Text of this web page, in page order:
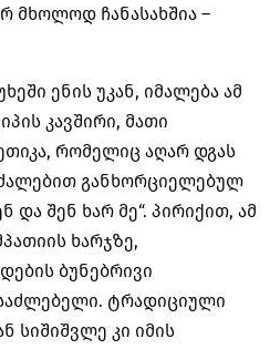
მხოლოდ ჩანასახშია –
ენის უკან, იმალება ამ
კავშირი, მათი
რომელიც აღარ დგას
განხორციელებულ
და შენ ხარ მე“. პირიქით, ამ
ხარჯზე,
ბუნებრივი
ტრადიციული
სიშიშვლე კი იმის